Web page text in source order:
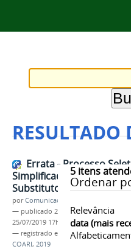
RESULTADO
5itens
Ordenar
Relevância
data (mais
Errata - Processo
Simplificado para
Substituto
porComunicação COARI
— publicado 25/07/2019—última
25/07/2019 17h09
— registrado em:
Errata,PSS Docente
COARI, 2019